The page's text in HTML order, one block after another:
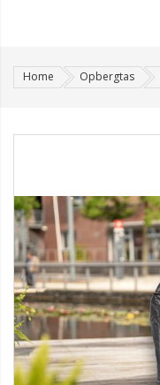
Home Opbergtas